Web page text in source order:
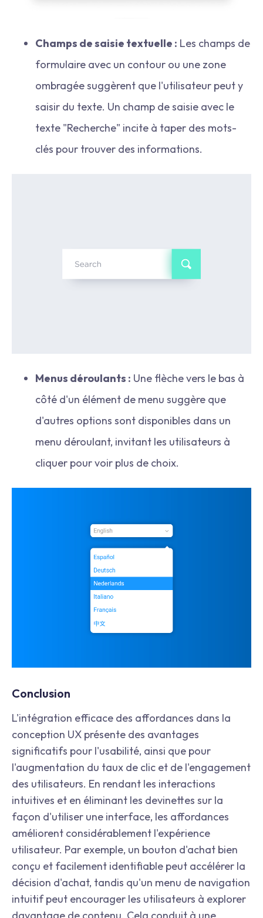
Champs de saisie textuelle : Les champs de
formulaire avec un contour ou une zone
ombragée suggèrent que l'utilisateur peut y
saisir du texte. Un champ de saisie avec le
texte "Recherche" incite à taper des mots-
clés pour trouver des informations.
Menus déroulants : Une flèche vers le bas à
côté d'un élément de menu suggère que
d'autres options sont disponibles dans un
menu déroulant, invitant les utilisateurs à
cliquer pour voir plus de choix.
Conclusion
L'intégration efficace des affordances dans la
conception UX présente des avantages
significatifs pour l'usabilité, ainsi que pour
l'augmentation du taux de clic et de l'engagement
des utilisateurs. En rendant les interactions
intuitives et en éliminant les devinettes sur la
façon d'utiliser une interface, les affordances
améliorent considérablement l'expérience
utilisateur. Par exemple, un bouton d'achat bien
conçu et facilement identifiable peut accélérer la
décision d'achat, tandis qu'un menu de navigation
intuitif peut encourager les utilisateurs à explorer
davantage de contenu. Cela conduit à une